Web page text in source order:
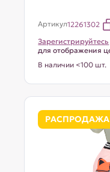
Артикул12261302
Зарегистрируйтесь
для отображения
В наличии <100 шт.
РАСПРОДАЖА